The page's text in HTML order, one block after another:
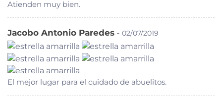
Atienden muy bien.
Jacobo Antonio Paredes - 02/07/2019
El mejor lugar para el cuidado de abuelitos.